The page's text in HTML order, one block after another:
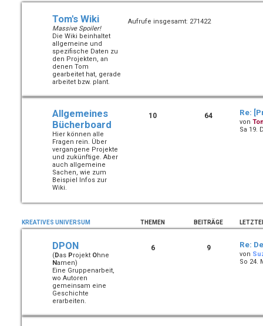
Tom's Wiki
Massive Spoiler!
Die Wiki beinhaltet
allgemeine und
spezifische Daten zu
den Projekten, an
denen Tom
gearbeitet hat, gerade
arbeitet bzw. plant.
Aufrufe insgesamt: 271422
Allgemeines
Bücherboard
Hier können alle
Fragen rein. Über
vergangene Projekte
und zukünftige. Aber
auch allgemeine
Sachen, wie zum
Beispiel Infos zur
Wiki.
10 64 Re:
von
Sa 19.
KREATIVES UNIVERSUM THEMEN BEITRÄGE
DPON
(Das Projekt Ohne
Namen)
Eine Gruppenarbeit,
wo Autoren
gemeinsam eine
Geschichte
erarbeiten.
6 9 Re:
von
So 24.